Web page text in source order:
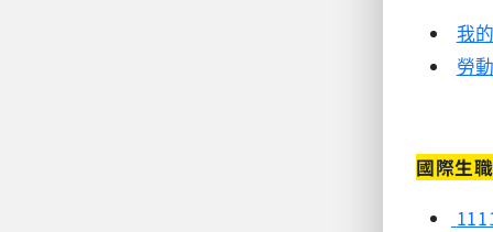
我
勞
國際生